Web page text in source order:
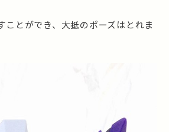
ことができ、大抵のポーズはとれま